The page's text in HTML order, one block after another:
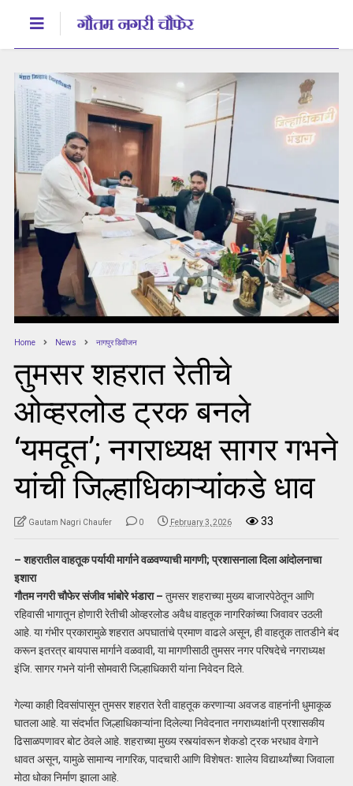
Home News नागपुर डिवीजन
तुमसर शहरात रेतीचे
ओव्हरलोड ट्रक बनले
‘यमदूत’; नगराध्यक्ष सागर गभने
यांची जिल्हाधिकाऱ्यांकडे धाव
Gautam Nagri Chaufer 0 February 3, 2026 33
– शहरातील वाहतूक पर्यायी मार्गाने वळवण्याची मागणी; प्रशासनाला दिला आंदोलनाचा
इशारा
गौतम नगरी चौफेर संजीव भांबोरेभंडारा – तुमसर शहराच्या मुख्य बाजारपेठेतून आणि
रहिवासी भागातून होणारी रेतीची ओव्हरलोड अवैध वाहतूक नागरिकांच्या जिवावर उठली
आहे. या गंभीर प्रकारामुळे शहरात अपघातांचे प्रमाण वाढले असून, ही वाहतूक तातडीने बंद
करून इतरत्र बायपास मार्गाने वळवावी, या मागणीसाठी तुमसर नगर परिषदेचे नगराध्यक्ष
इंजि. सागर गभने यांनी सोमवारी जिल्हाधिकारी यांना निवेदन दिले.
गेल्या काही दिवसांपासून तुमसर शहरात रेती वाहतूक करणाऱ्या अवजड वाहनांनी धुमाकूळ
घातला आहे. या संदर्भात जिल्हाधिकाऱ्यांना दिलेल्या निवेदनात नगराध्यक्षांनी प्रशासकीय
ढिसाळपणावर बोट ठेवले आहे. शहराच्या मुख्य रस्त्यांवरून शेकडो ट्रक भरधाव वेगाने
धावत असून, यामुळे सामान्य नागरिक, पादचारी आणि विशेषतः शालेय विद्यार्थ्यांच्या जिवाला
मोठा धोका निर्माण झाला आहे.